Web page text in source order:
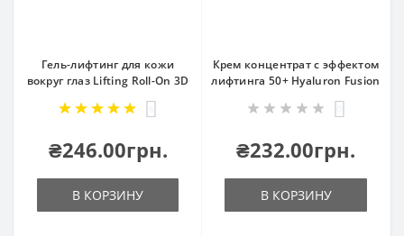
Гель-лифтинг для кожи
вокруг глаз Lifting Roll-On 3D
₴246.00грн.
В КОРЗИНУ
Крем концентрат с эффектом
лифтинга 50+ Hyaluron Fusion
₴232.00грн.
В КОРЗИНУ